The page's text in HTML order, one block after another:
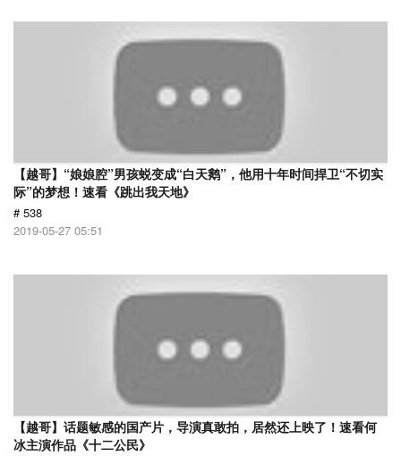
【越哥】“娘娘腔”男孩蜕变成“白天鹅”，他用十年时间捍卫“不切实
际”的梦想！速看《跳出我天地》
# 538
2019-05-27 05:51
【越哥】话题敏感的国产片，导演真敢拍，居然还上映了！速看何
冰主演作品《十二公民》